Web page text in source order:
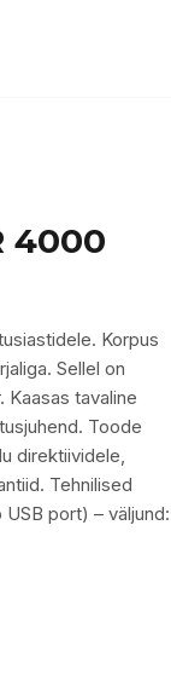
4000
Korpus
Sellel on
Kaasas tavaline
Toode
direktiividele,
Tehnilised
port) – väljund: